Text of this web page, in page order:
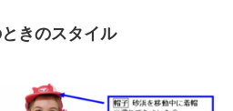
きのスタイル